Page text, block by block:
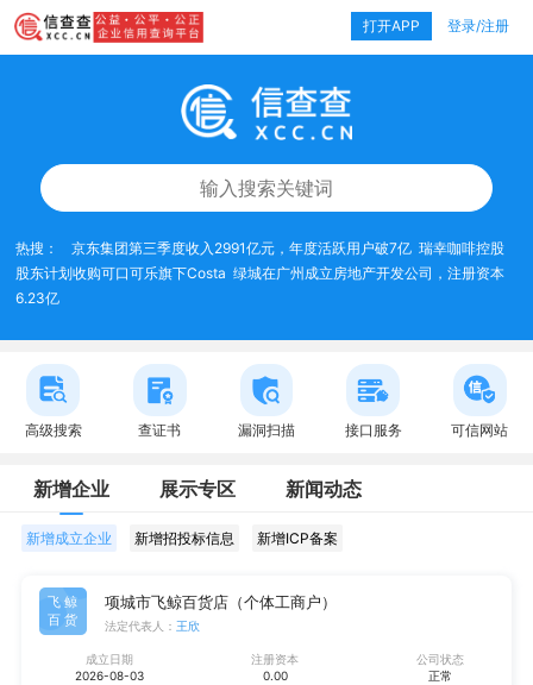
打开APP 登录/注册
热搜： 京东集团第三季度收入2991亿元，年度活跃用户破7亿 瑞幸咖啡控股
股东计划收购可口可乐旗下Costa 绿城在广州成立房地产开发公司，注册资本
6.23亿
高级搜索 查证书 漏洞扫描 接口服务 可信网站
新增企业 展示专区 新闻动态
新增成立企业 新增招投标信息 新增ICP备案
飞鲸
百货
项城市飞鲸百货店（个体工商户）
法定代表人： 王欣
成立日期
2026-08-03
注册资本
0.00
公司状态
正常